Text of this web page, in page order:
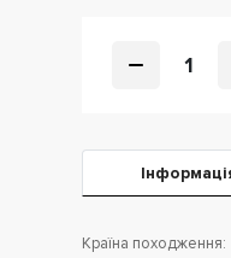
1
Країна походження: